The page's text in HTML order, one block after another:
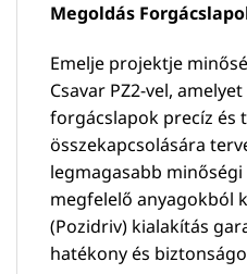
Megoldás
Emelje projektje
Csavar PZ2-vel,
forgácslapok precíz és
összekapcsolására
legmagasabb
megfelelő anyagokból
(Pozidriv) kialakítás
hatékony és